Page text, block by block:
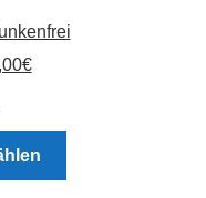
Optionen
gewählt
€